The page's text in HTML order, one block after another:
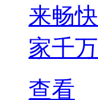
来畅
家千
查看